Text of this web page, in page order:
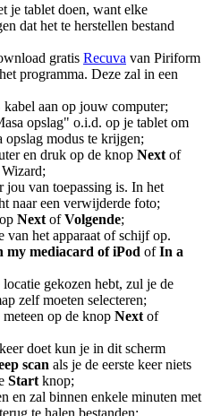
je tablet doen, want elke
dat het te herstellen bestand
gratis Recuva van Piriform
programma. Deze zal in een
aan op jouw computer;
opslag" o.i.d. op je tablet om
opslag modus te krijgen;
en druk op de knop Next of
van toepassing is. In het
naar een verwijderde foto;
Next ofVolgende;
van het apparaat of schijf op.
my mediacard of iPod ofIn a
gekozen hebt, zul je de
zelf moeten selecteren;
op de knop Next of
doet kun je in dit scherm
scan als je de eerste keer niets
Start knop;
en zal binnen enkele minuten met
te halen bestanden;